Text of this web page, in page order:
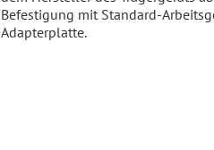
Befestigung mit Standard-
Adapterplatte.